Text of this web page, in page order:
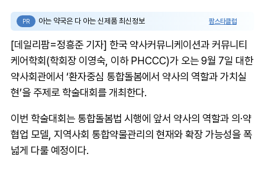
PR 아는 약국은 다 아는 신제품 최신정보 팜스타클럽
[데일리팜=정흥준 기자] 한국 약사커뮤니케이션과 커뮤니티
케어학회(학회장 이영숙, 이하 PHCCC)가 오는 9월 7일 대한
약사회관에서 ‘환자중심 통합돌봄에서 약사의 역할과 가치실
현’을 주제로 학술대회를 개최한다.
이번 학술대회는 통합돌봄법 시행에 앞서 약사의 역할과 의·약
협업 모델, 지역사회 통합약물관리의 현재와 확장 가능성을 폭
넓게 다룰 예정이다.